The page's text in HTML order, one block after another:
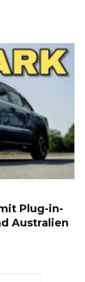
Plug-in-
Australien